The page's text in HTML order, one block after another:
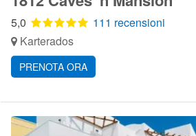
5,0
111 recensioni
Karterados
PRENOTA ORA